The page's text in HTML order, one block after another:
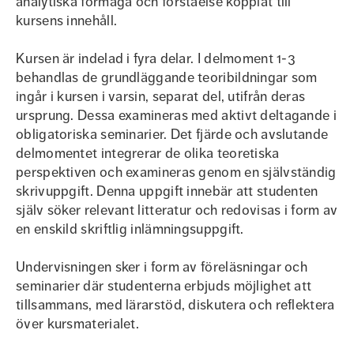
kursens innehåll.
Kursen är indelad i fyra delar. I delmoment 1-3
behandlas de grundläggande teoribildningar som
ingår i kursen i varsin, separat del, utifrån deras
ursprung. Dessa examineras med aktivt deltagande i
obligatoriska seminarier. Det fjärde och avslutande
delmomentet integrerar de olika teoretiska
perspektiven och examineras genom en självständig
skrivuppgift. Denna uppgift innebär att studenten
själv söker relevant litteratur och redovisas i form av
en enskild skriftlig inlämningsuppgift.
Undervisningen sker i form av föreläsningar och
seminarier där studenterna erbjuds möjlighet att
tillsammans, med lärarstöd, diskutera och reflektera
över kursmaterialet.